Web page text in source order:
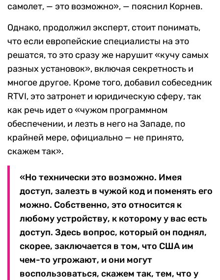
самолет, — это возможно», — пояснил Корнев.
Однако, продолжил эксперт, стоит понимать,
что если европейские специалисты на это
решатся, то это сразу же нарушит «кучу самых
разных установок», включая секретность и
многое другое. Кроме того, добавил собеседник
RTVI, это затронет и юридическую сферу, так
как речь идет о «чужом программном
обеспечении, и лезть в него на Западе, по
крайней мере, официально — не принято,
скажем так».
«Но технически это возможно. Имея
доступ, залезть в чужой код и поменять его
можно. Собственно, это относится к
любому устройству, к которому у вас есть
доступ. Здесь вопрос, который он поднял,
скорее, заключается в том, что США им
чем-то угрожают, и они могут
воспользоваться, скажем так, тем, что у